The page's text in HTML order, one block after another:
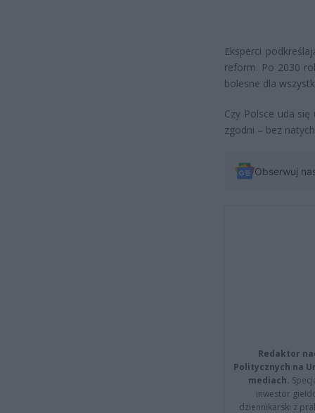
Eksperci
reform. Po 2030
bolesne dla
Czy Polsce uda
zgodni – bez
Obserwuj
Redaktor
Politycznych na
mediach.
inwestor
dziennikarski z